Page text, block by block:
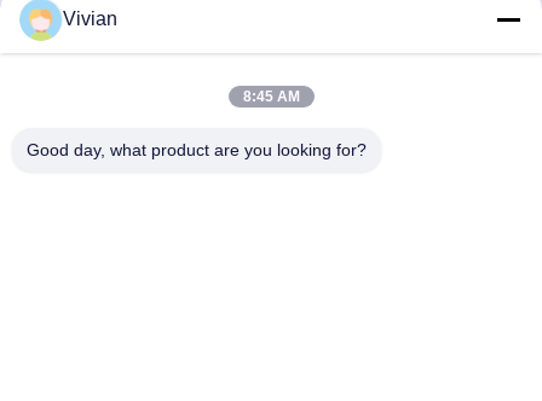
Vivian
8:45 AM
Good day, what product are you looking for?